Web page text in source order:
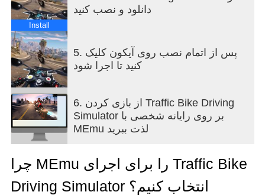
Install
دانلود و نصب کنید
5. پس از اتمام نصب روی آیکون کلیک
کنید تا اجرا شود
6. از بازی کردن Traffic Bike Driving
Simulator بر روی رایانه شخصی با
MEmu لذت ببرید
چرا MEmu را برای اجرای Traffic Bike
Driving Simulator انتخاب کنیم؟